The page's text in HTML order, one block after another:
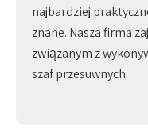
najbardziej
znane. Nasza firma
związanym z
szaf przesuwnych.